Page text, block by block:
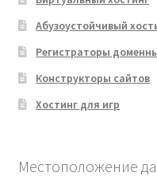
Абузоустойчивый
Регистраторы
Конструкторы сайтов
Хостинг для игр
Местоположение